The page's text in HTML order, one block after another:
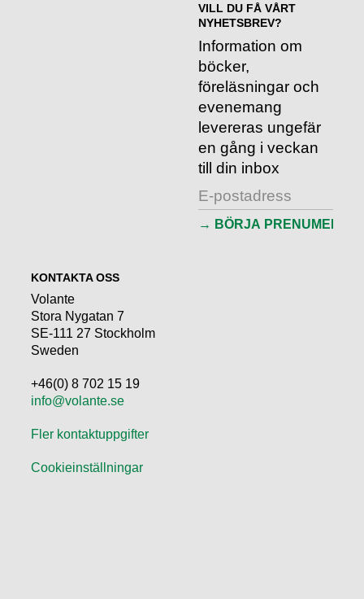
VILL DU FÅ VÅRT
NYHETSBREV?
Information om
böcker,
föreläsningar och
evenemang
levereras ungefär
en gång i veckan
till din inbox
KONTAKTA OSS
Volante
Stora Nygatan 7
SE-111 27 Stockholm
Sweden
+46(0) 8 702 15 19
info@volante.se
Fler kontaktuppgifter
Cookieinställningar